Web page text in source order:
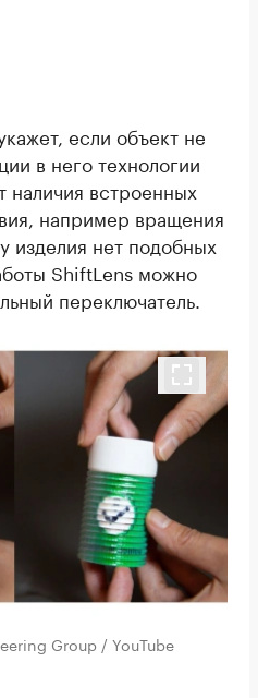
если объект не
в него технологии
наличия встроенных
например вращения
изделия нет подобных
ShiftLens можно
переключатель.
Group / YouTube